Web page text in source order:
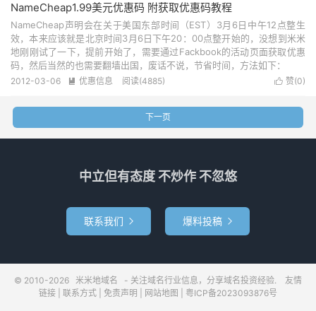
NameCheap1.99美元优惠码 附获取优惠码教程
NameCheap声明会在关于美国东部时间（EST）3月6日中午12点整生
效，本来应该就是北京时间3月6日下午20：00点整开始的，没想到米米
地刚刚试了一下，提前开始了，需要通过Fackbook的活动页面获取优惠
码，然后当然的也需要翻墙出国，废话不说，节省时间，方法如下：
 赞(0)
2012-03-06  优惠信息 阅读(4885)
下一页
中立但有态度 不炒作 不忽悠
联系我们  爆料投稿 
© 2010-2026 米米地域名 - 关注域名行业信息，分享域名投资经验. 友情
链接
联系方式 免责声明 网站地图 粤ICP备2023093876号